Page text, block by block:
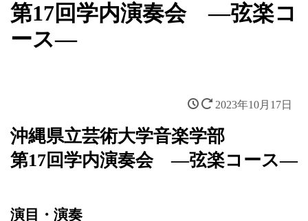
第17回学内演奏会 ―弦楽コ
ース―
2023年10月17日
沖縄県立芸術大学音楽学部
第17回学内演奏会 ―弦楽コース―
演目・演奏